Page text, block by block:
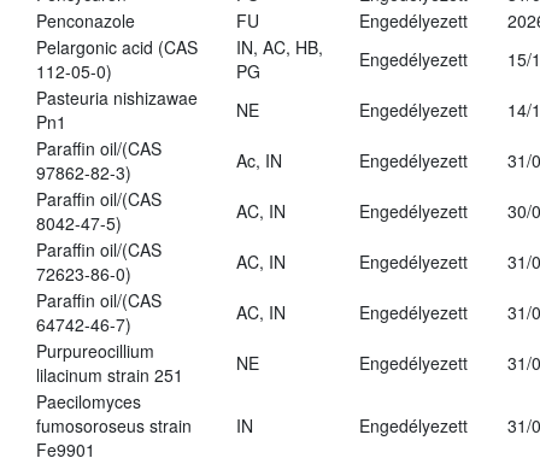
Penconazole
FU Engedélyezett
Pelargonic acid (CAS
112-05-0)
IN, AC, HB,
PG
Engedélyezett
15/
Pasteuria nishizawae
Pn1
NE Engedélyezett
14/
Paraffin oil/(CAS
97862-82-3)
Ac, IN Engedélyezett
31/
Paraffin oil/(CAS
8042-47-5)
AC, IN Engedélyezett
30/
Paraffin oil/(CAS
72623-86-0)
AC, IN Engedélyezett
31/
Paraffin oil/(CAS
64742-46-7)
AC, IN Engedélyezett
31/
Purpureocillium
lilacinum strain 251
NE Engedélyezett
31/
Paecilomyces
fumosoroseus strain
Fe9901
IN Engedélyezett 31/